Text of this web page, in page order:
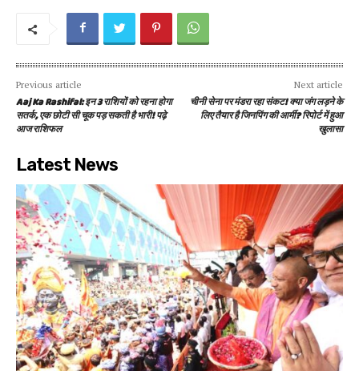
Previous article
Aaj Ka Rashifal: इन 3 राशियों को रहना होगा
सतर्क, एक छोटी सी चूक पड़ सकती है भारी! पढ़े
आज राशिफल
Next article
चीनी सेना पर मंडरा रहा संकट! क्या जंग लड़ने के
लिए तैयार है जिनपिंग की आर्मी? रिपोर्ट में हुआ
खुलासा
Latest News